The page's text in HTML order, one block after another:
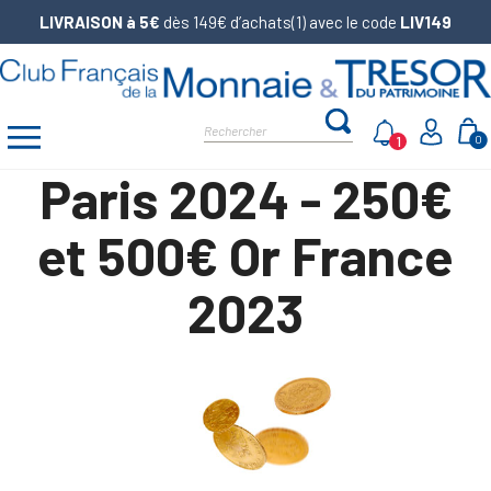
LIVRAISON à 5€ dès 149€ d’achats(1) avec le code LIV149
0
1
Paris 2024 - 250€
et 500€ Or France
2023